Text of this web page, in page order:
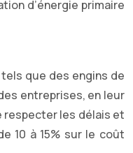
d’énergie primaire
que des engins de
entreprises, en leur
respecter les délais et
10 à 15% sur le coût